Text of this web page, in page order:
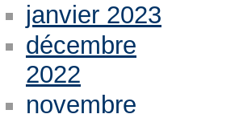
janvier 2023
décembre
2022
novembre